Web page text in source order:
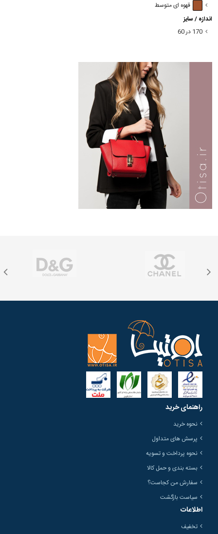
قهوه ای متوسط
اندازه / سایز
170 در 60
راهنمای خرید
نحوه خرید
پرسش های متداول
نحوه پرداخت و تسویه
بسته بندی و حمل کالا
سفارش من کجاست؟
سیاست بازگشت
اطلاعات
تخفیف